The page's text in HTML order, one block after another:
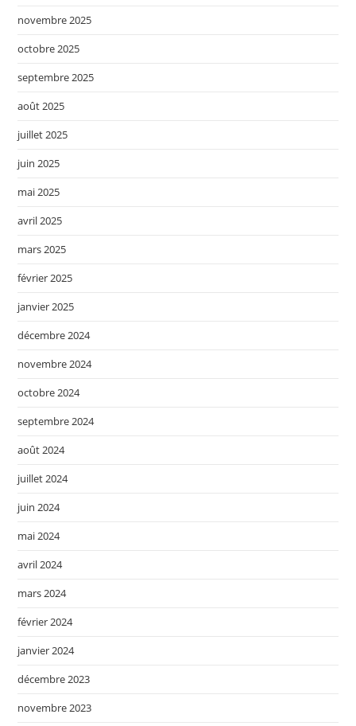
novembre 2025
octobre 2025
septembre 2025
août 2025
juillet 2025
juin 2025
mai 2025
avril 2025
mars 2025
février 2025
janvier 2025
décembre 2024
novembre 2024
octobre 2024
septembre 2024
août 2024
juillet 2024
juin 2024
mai 2024
avril 2024
mars 2024
février 2024
janvier 2024
décembre 2023
novembre 2023